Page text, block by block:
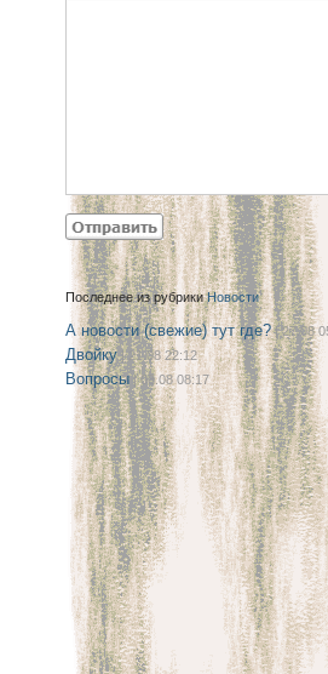
Последнее из рубрикиНовости
А новости (свежие) тут где?| 27.08
Двойку| 21.08 22:12
Вопросы| 08.08 08:17